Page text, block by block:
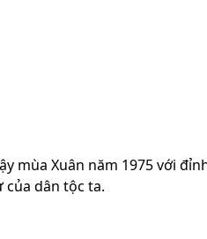
mùa Xuân năm 1975 với
dân tộc ta.